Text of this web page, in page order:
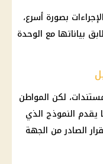
بصورة أسرع،
بياناتها مع الوحدة
لكن المواطن
يقدم النموذج الذي
الصادر من الجهة